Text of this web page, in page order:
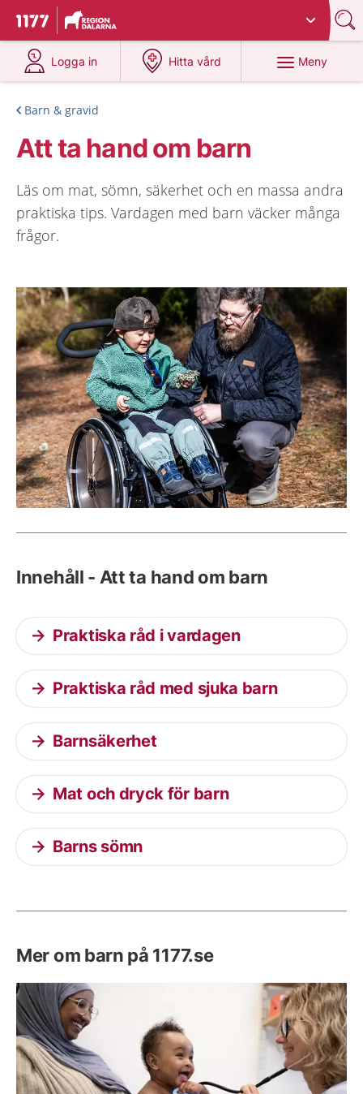
Till startsidan för 1177
Du har valt region
Logga in
på 1177.se
Hitta vård
på 1177.se
Meny
Barn & gravid
Att ta hand om barn
Läs om mat, sömn, säkerhet och en massa andra
praktiska tips. Vardagen med barn väcker många
frågor.
Innehåll - Att ta hand om barn
Praktiska råd i vardagen
Praktiska råd med sjuka barn
Barnsäkerhet
Mat och dryck för barn
Barns sömn
Mer om barn på 1177.se